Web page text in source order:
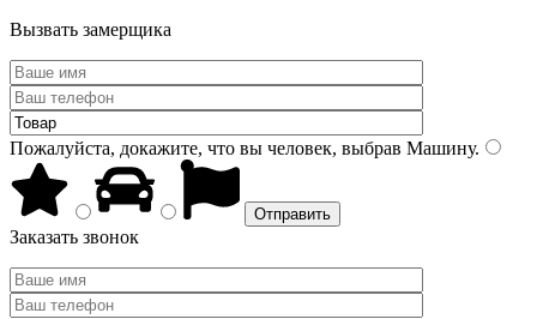
Вызвать замерщика
Пожалуйста, докажите, что вы человек, выбрав Машину.
Заказать звонок